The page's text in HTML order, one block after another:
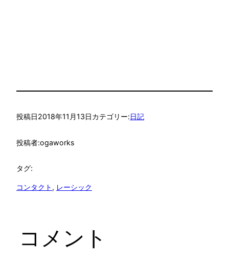
投稿日2018年11月13日カテゴリー:日記
投稿者:ogaworks
タグ:
コンタクト , レーシック
コメント